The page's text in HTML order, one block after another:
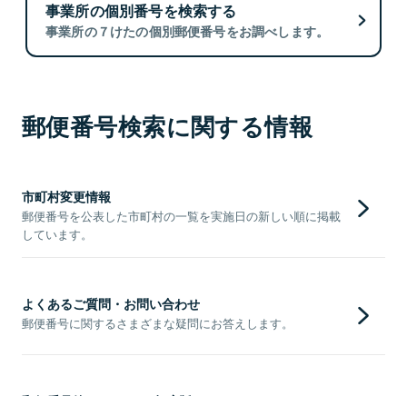
事業所の個別番号を検索する
事業所の７けたの個別郵便番号をお調べします。
郵便番号検索に関する情報
市町村変更情報
郵便番号を公表した市町村の一覧を実施日の新しい順に掲載
しています。
よくあるご質問・お問い合わせ
郵便番号に関するさまざまな疑問にお答えします。